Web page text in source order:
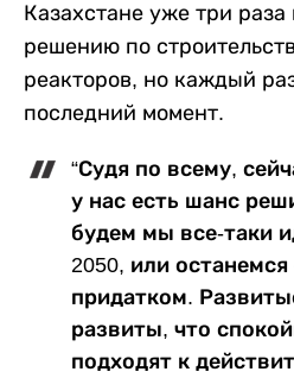
Казахстане уже три
решению по
реакторов, но каждый
последний момент.
“Судя по всему,
у нас есть шанс
будем мы все-таки
2050, или
придатком.
развиты, что
подходят к